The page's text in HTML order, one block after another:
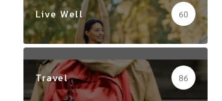
Live Well 60
Travel 86